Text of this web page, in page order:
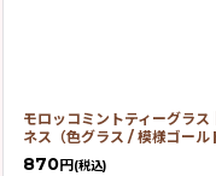
モロッコミントティーグラス
ネス（色グラス / 模様ゴール
870円(税込)